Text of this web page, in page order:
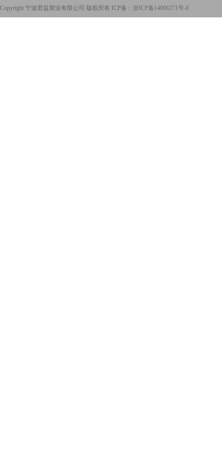
Copyright 宁波君益塑业有限公司 版权所有 ICP备： 浙ICP备14006271号-8